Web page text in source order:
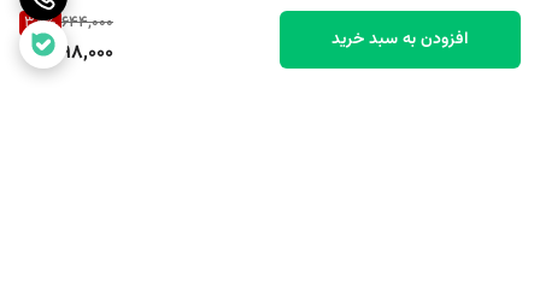
644,000
38%
398,000 افزودن به سبد خرید